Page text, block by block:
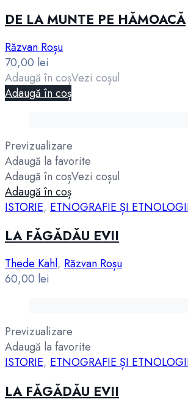
DE LA MUNTE PE HĂMOACĂ
Răzvan Roșu
70,00 lei
Adaugă în coșVezi coșul
Adaugă în coș
Previzualizare
Adaugă la favorite
Adaugă în coșVezi coșul
Adaugă în coș
ISTORIE, ETNOGRAFIE ȘI
LA FĂGĂDĂU EVII
Thede Kahl, Răzvan Roșu
60,00 lei
Previzualizare
Adaugă la favorite
ISTORIE, ETNOGRAFIE ȘI
LA FĂGĂDĂU EVII